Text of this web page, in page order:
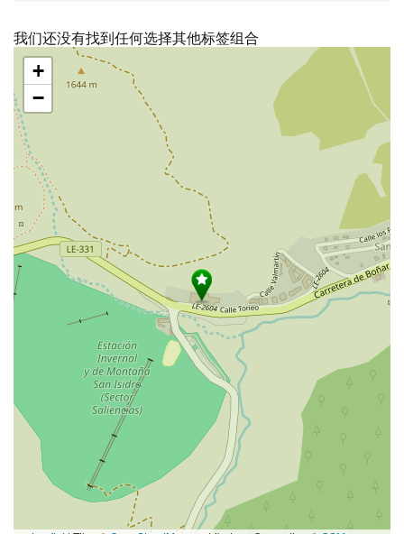
我们还没有找到任何选择其他标签组合
跳
地
图
+
−